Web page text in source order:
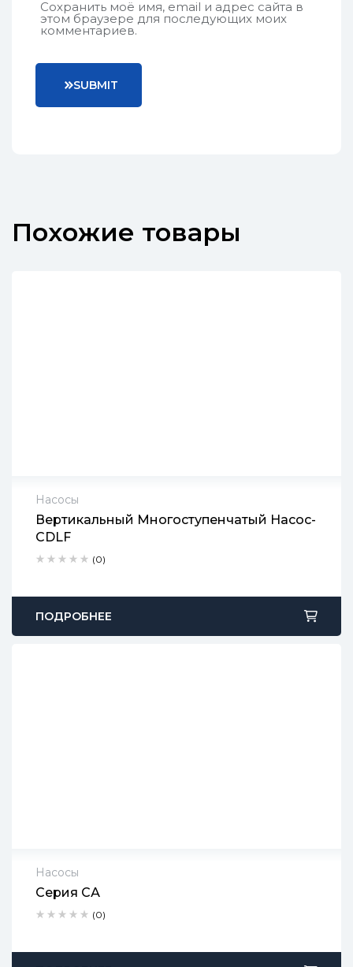
Сохранить моё имя, email и адрес сайта в
этом браузере для последующих моих
комментариев.
SUBMIT
Похожие товары
Насосы
Вертикальный Многоступенчатый Насос-
CDLF
(0)
2 года гарантии
Срок доставки: 1-2 рабочих дня
Бесплатный возврат в течение 90 дней
ПОДРОБНЕЕ
Насосы
Серия СА
(0)
2 года гарантии
Срок доставки: 1-2 рабочих дня